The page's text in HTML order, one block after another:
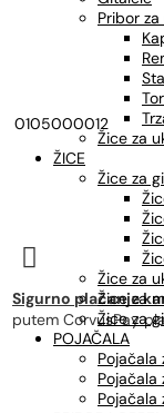
Pribor
Žice za
ŽICE
Žice za
Žice za
Žice za
Žice za
POJAČALA
Pojačala
Pojačala
Pojačala
0105000012

Sigurno plaćanje
putem CorvusPay